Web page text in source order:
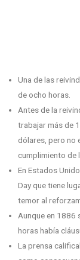
Una de las
de ocho horas.
Antes de la
trabajar más de
dólares, pero no
cumplimiento de
En Estados
Day que tiene
temor al
Aunque en 1886
horas había
La prensa